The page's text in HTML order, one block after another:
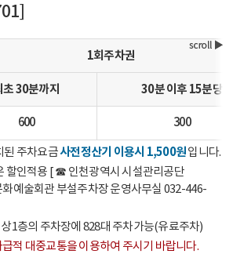
1회주차권
초 30분까지 30분 이후 15분당
600 300
된 주차요금사전정산기 이용시 1,500원입니다.
할인적용 [ ☎ 인천광역시 시설관리공단
화예술회관 부설주차장 운영사무실 032-446-
1층의 주차장에 828대 주차가능(유료주차)
적 대중교통을 이용하여 주시기 바랍니다.